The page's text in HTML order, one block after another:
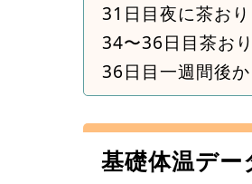
31日目夜に茶お
34〜36日目茶お
36日目一週間後
基礎体温デー